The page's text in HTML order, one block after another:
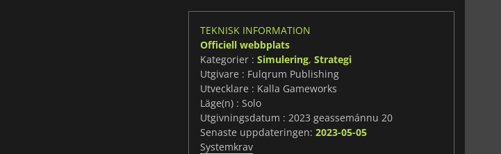
Oavsett vilken kampanj du spelar är du redo att fatta svåra och moraliskt tveksamma
beslut, allt i överlevnadens namn. IThe Pegasus Expedition
TEKNISK INFORMATION
Officiell webbplats
Kategorier : Simulering, Strategi
Utgivare : Fulqrum Publishing
Utvecklare : Kalla Gameworks
Läge(n) : Solo
Utgivningsdatum : 2023 geassemánnu 20
Senaste uppdateringen: 2023-05-05
Systemkrav